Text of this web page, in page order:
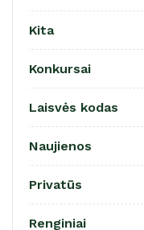
Kita
Konkursai
Laisvės kodas
Naujienos
Privatūs
Renginiai